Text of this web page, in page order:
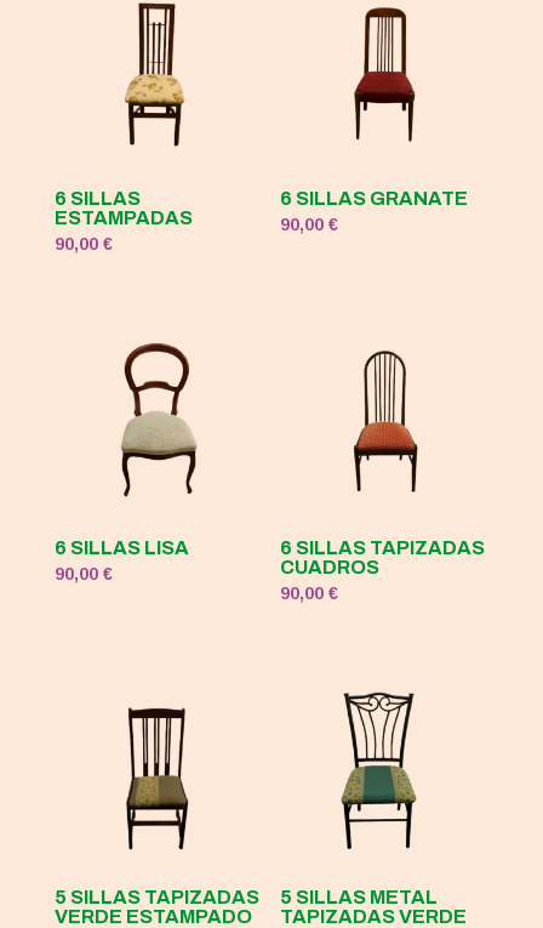
6 SILLAS
ESTAMPADAS
90,00 €
6 SILLAS GRANATE
90,00€
6 SILLAS LISA
90,00 €
6 SILLAS TAPIZADAS
CUADROS
90,00€
5 SILLAS TAPIZADAS
VERDE ESTAMPADO
5 SILLAS METAL
TAPIZADAS VERDE